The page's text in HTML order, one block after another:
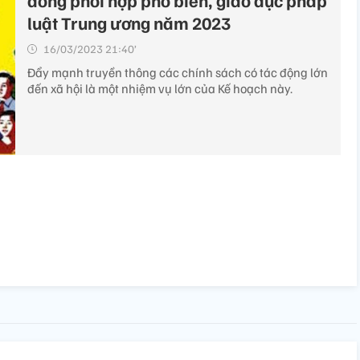
luật Trung ương năm 2023
16/03/2023 21:40’
Đẩy mạnh truyền thông các chính sách có tác động lớn
đến xã hội là một nhiệm vụ lớn của Kế hoạch này.